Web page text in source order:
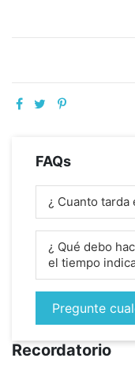
FAQs
¿ Cuanto tarda
¿ Qué debo
el tiempo
Pregunte
Recordatorio